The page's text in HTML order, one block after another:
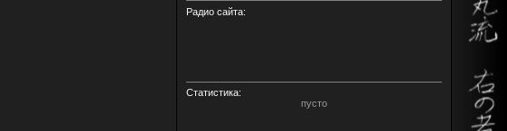
Радио сайта:
Статистика:
пусто